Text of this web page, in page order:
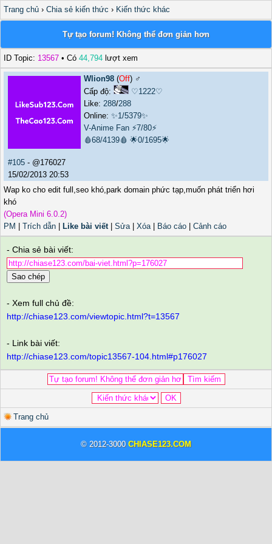
Trang chủ › Chia sẻ kiến thức › Kiến thức khác
Tự tạo forum! Không thể đơn giản hơn
ID Topic: 13567 • Có 44,794 lượt xem
Wlion98 (Off) ♂️
Cấp độ:
♡1222♡
Like: 288/288
Online: ✨1/5379✨
V-Anime Fan ⚡7/80⚡
🩸68/4139🩸 🌟0/1695🌟
#105 - @176027
15/02/2013 20:53
Wap ko cho edit full,seo khó,park domain phức tạp,muốn phát triển hơi
khó
(Opera Mini 6.0.2)
PM
Trích dẫn Like bài viết| Sửa| Xóa| Báo cáo Cảnh cáo
- Chia sẻ bài viết:
Sao chép
- Xem full chủ đề:
http://chiase123.com/viewtopic.html?t=13567
- Link bài viết:
http://chiase123.com/topic13567-104.html#p176027
Trang chủ
© 2012-3000 CHIASE123.COM